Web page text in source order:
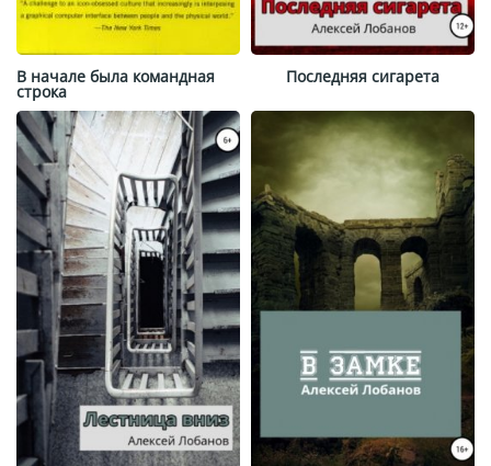
В начале была командная
строка
Последняя сигарета